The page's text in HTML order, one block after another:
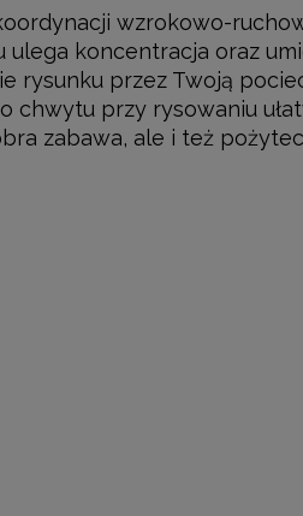
wzrokowo-
ulega koncentracja oraz
rysunku przez Twoją
chwytu przy rysowaniu
zabawa, ale i też